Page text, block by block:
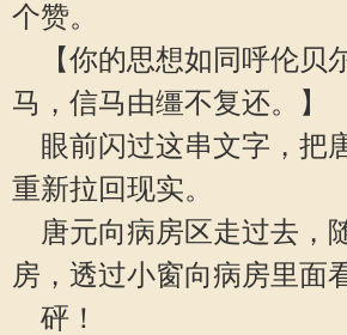
个赞。
【你的思想如同呼伦贝
马，信马由缰不复还。】
眼前闪过这串文字，把
重新拉回现实。
唐元向病房区走过去，
房，透过小窗向病房里面
砰！